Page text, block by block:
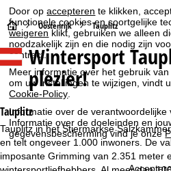
Door opaccepteren te klikken,
functionele cookies en soortgelijke
weigeren klikt, gebruiken we alleen
noodzakelijk zijn en die nodig zijn
contract.
Meer informatie over het gebruik
om uw instellingen te wijzigen, vindt
Cookie-Policy
Informatie over de verantwoordelijke
Informatie over de doeleinden en
gegevensbescherming vind je onze
S
t
a
r
t
Oostenrijk Tauplitz
Wintersport
plezier!
Tauplitz
Tauplitz in het Stiermarkse
en telt ongeveer 1.000 inwoners. De
imposante Grimming van 2.351 meter